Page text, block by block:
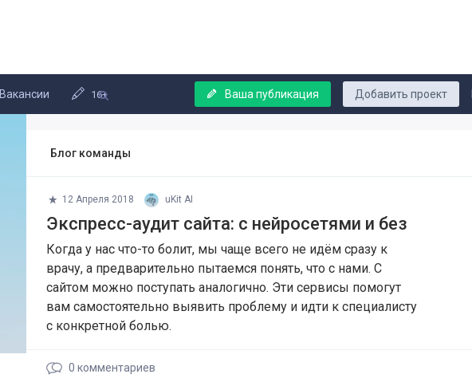
Добавить проект
Вакансии Ваша публикация
16+
Блог команды
12 Апреля 2018 uKit AI
Экспресс-аудит сайта: с нейросетями и без
Когда у нас что-то болит, мы чаще всего не идём сразу к
врачу, а предварительно пытаемся понять, что с нами. С
сайтом можно поступать аналогично. Эти сервисы помогут
вам самостоятельно выявить проблему и идти к специалисту
с конкретной болью.
0 комментариев